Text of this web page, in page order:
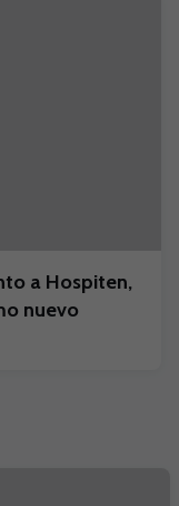
a Hospiten,
nuevo